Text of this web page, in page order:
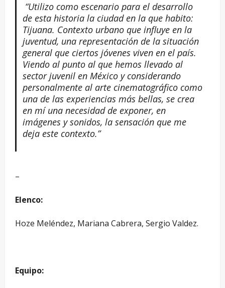
“Utilizo como escenario para el desarrollo
de esta historia la ciudad en la que habito:
Tijuana. Contexto urbano que influye en la
juventud, una representación de la situación
general que ciertos jóvenes viven en el país.
Viendo al punto al que hemos llevado al
sector juvenil en México y considerando
personalmente al arte cinematográfico como
una de las experiencias más bellas, se crea
en mí una necesidad de exponer, en
imágenes y sonidos, la sensación que me
deja este contexto.”
–
Elenco:
Hoze Meléndez, Mariana Cabrera, Sergio Valdez.
Equipo: